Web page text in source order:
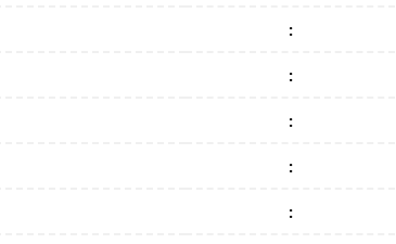
:
:
:
:
: